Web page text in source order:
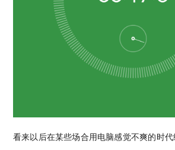
看来以后在某些场合用电脑感觉不爽的时代